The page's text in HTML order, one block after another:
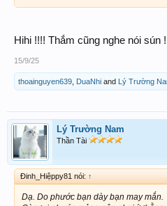
Hihi !!!! Thắm cũng nghe nói sún
15/9/25
thoainguyen639 DuaNhi and Lý Trường
Lý Trường Nam
Thần Tài
Đinh_Hiệppy81 nói: ↑
Dạ. Do phước bạn dày bạn may mắn.